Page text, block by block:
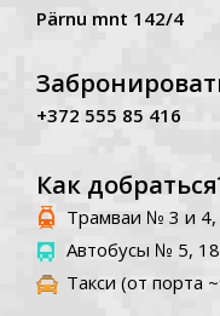
Pärnu mnt 142/4
+372 555 85 416
Как
Трамваи № 3 и 4,
Автобусы № 5,
Такси (от порта